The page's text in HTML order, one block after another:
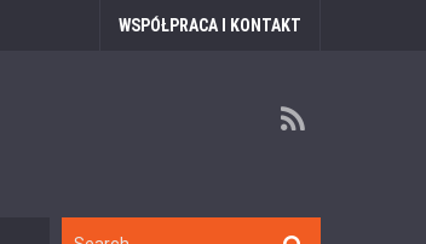
WSPÓŁPRACA I KONTAKT